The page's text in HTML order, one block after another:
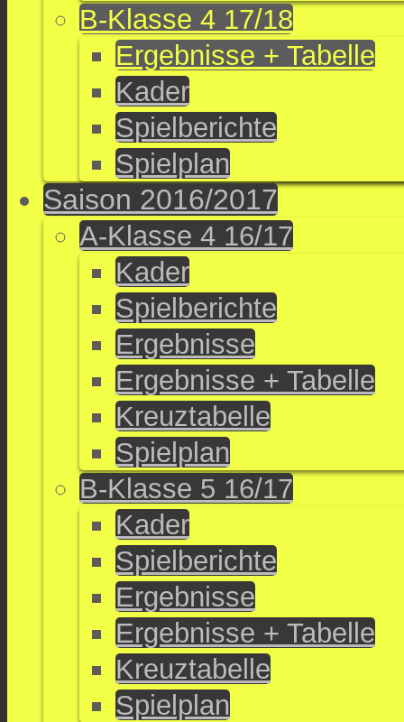
B-Klasse 4 17/18
Ergebnisse + Tabelle
Kader
Spielberichte
Spielplan
Saison 2016/2017
A-Klasse 4 16/17
Kader
Spielberichte
Ergebnisse
Ergebnisse + Tabelle
Kreuztabelle
Spielplan
B-Klasse 5 16/17
Kader
Spielberichte
Ergebnisse
Ergebnisse + Tabelle
Kreuztabelle
Spielplan